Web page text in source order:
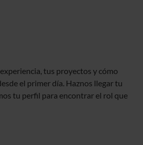
tus proyectos y cómo
el primer día. Haznos llegar tu
tu perfil para encontrar el rol que